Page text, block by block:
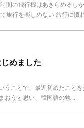
間の飛行機はあきらめるし
旅行を楽しめない 旅行に慣
めました
うことで、最近初めたこと
おうと思い、韓国語の勉 ...